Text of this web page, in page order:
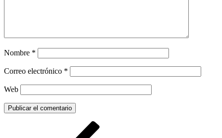
Nombre *
Correo electrónico *
Web